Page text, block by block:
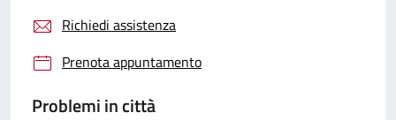
Richiedi assistenza
Prenota appuntamento
Problemi in città